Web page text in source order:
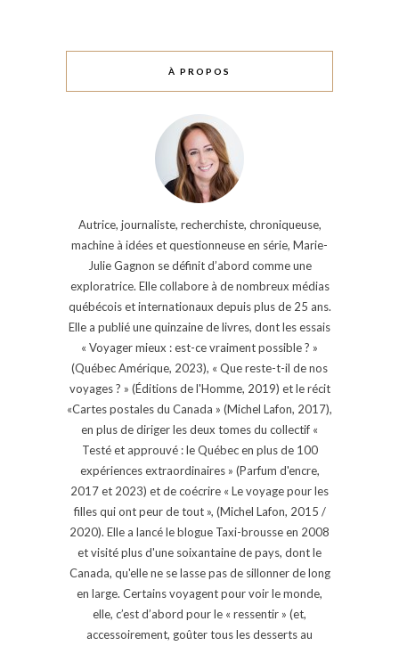
À PROPOS
Autrice, journaliste, recherchiste, chroniqueuse,
machine à idées et questionneuse en série, Marie-
Julie Gagnon se définit d’abord comme une
exploratrice. Elle collabore à de nombreux médias
québécois et internationaux depuis plus de 25 ans.
Elle a publié une quinzaine de livres, dont les essais
« Voyager mieux : est-ce vraiment possible ? »
(Québec Amérique, 2023), « Que reste-t-il de nos
voyages ? » (Éditions de l'Homme, 2019) et le récit
«Cartes postales du Canada » (Michel Lafon, 2017),
en plus de diriger les deux tomes du collectif «
Testé et approuvé : le Québec en plus de 100
expériences extraordinaires » (Parfum d'encre,
2017 et 2023) et de coécrire « Le voyage pour les
filles qui ont peur de tout », (Michel Lafon, 2015 /
2020). Elle a lancé le blogue Taxi-brousse en 2008
et visité plus d'une soixantaine de pays, dont le
Canada, qu'elle ne se lasse pas de sillonner de long
en large. Certains voyagent pour voir le monde,
elle, c’est d’abord pour le « ressentir » (et,
accessoirement, goûter tous les desserts au